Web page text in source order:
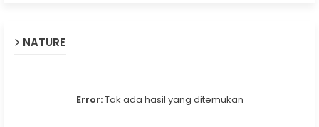
NATURE
Error:Tak ada hasil yang ditemukan